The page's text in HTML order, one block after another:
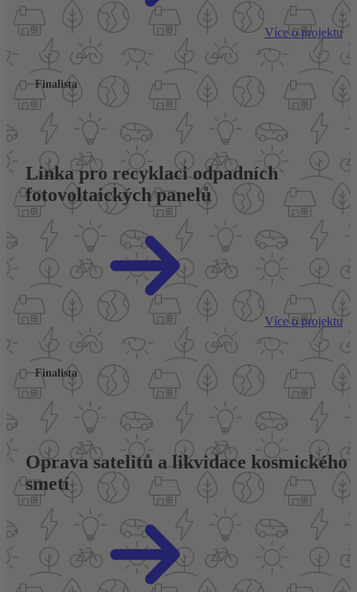
Více o projektu
Finalista
Linka pro recyklaci odpadních
fotovoltaických panelů
Více o projektu
Finalista
Oprava satelitů a likvidace kosmického
smetí